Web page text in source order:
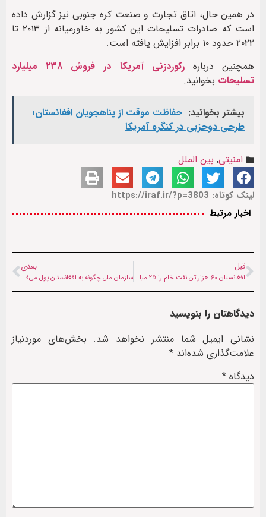
در همین حال، اتاق تجارت و صنعت کره جنوبی نیز گزارش داده
است که صادرات تسلیحات این کشور به خاورمیانه از ۲۰۱۳ تا
۲۰۲۲ حدود ۱۰ برابر افزایش یافته است.
همچنین درباره
رکوردزنی آمریکا در فروش ۲۳۸ میلیارد
تسلیحات بخوانید.
بیشتر بخوانید: حفاظت موقت از پناهجویان افغانستان؛
طرحی دوحزبی در کنگره آمریکا
امنیتی, بین الملل
لینک کوتاه: https://iraf.ir/?p=3803
اخبار مرتبط
قبل
افغانستان ۶۰ هزار تن نفت خام را ۲۵ میلیون دلار فروخت
بعدی
سازمان ملل چگونه به افغانستان پول می‌فرستد؟
دیدگاهتان را بنویسید
نشانی ایمیل شما منتشر نخواهد شد. بخش‌های موردنیاز
علامت‌گذاری شده‌اند *
دیدگاه *